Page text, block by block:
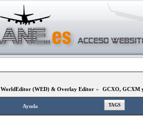
WorldEditor (WED) & Overlay Editor » GCXO, GCXM
Ayuda TAGS